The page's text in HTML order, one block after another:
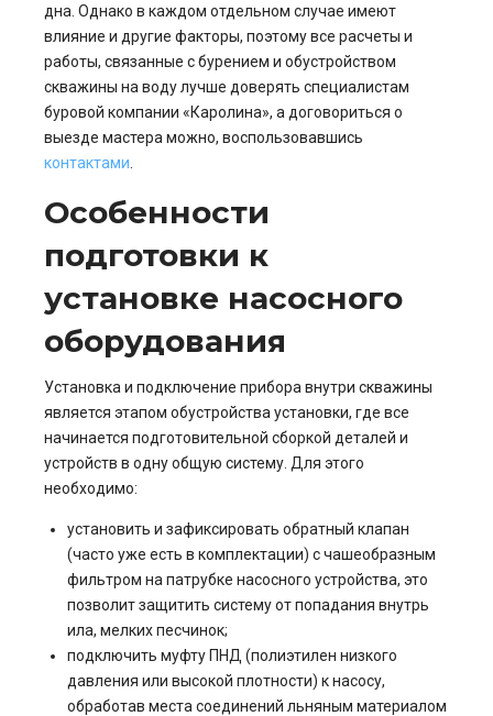
дна. Однако в каждом отдельном случае имеют
влияние и другие факторы, поэтому все расчеты и
работы, связанные с бурением и обустройством
скважины на воду лучше доверять специалистам
буровой компании «Каролина», а договориться о
выезде мастера можно, воспользовавшись
контактами
Особенности
подготовки к
установке насосного
оборудования
Установка и подключение прибора внутри скважины
является этапом обустройства установки, где все
начинается подготовительной сборкой деталей и
устройств в одну общую систему. Для этого
необходимо:
установить и зафиксировать обратный клапан
(часто уже есть в комплектации) с чашеобразным
фильтром на патрубке насосного устройства, это
позволит защитить систему от попадания внутрь
ила, мелких песчинок;
подключить муфту ПНД (полиэтилен низкого
давления или высокой плотности) к насосу,
обработав места соединений льняным материалом